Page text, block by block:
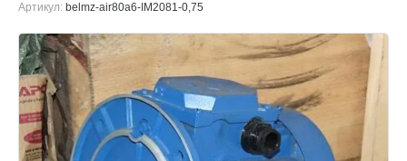
Артикул: belmz-air80a6-IM2081-0,75